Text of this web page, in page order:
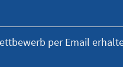
per Email